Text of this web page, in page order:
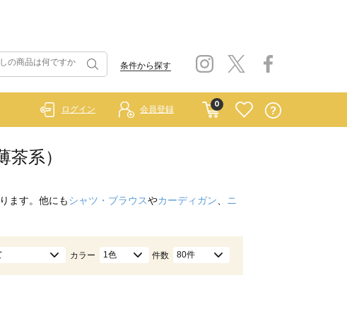
条件から探す
0
ログイン 会員登録
系）
ます。他にもシャツ・ブラウスやカーディガン
ニ
カラー 1色 件数 80件